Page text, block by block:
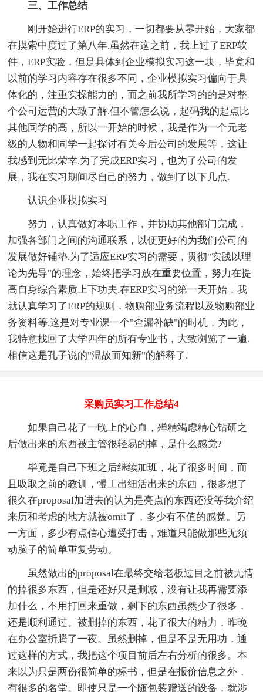
三、工作总结
刚开始进行ERP的实习，一切都要从零开始，大家都
在摸索中度过了第八年.虽然在这之前，我上过了ERP软
件，ERP实验，但是具体到企业模拟实习这一块，毕竟和
以前的学习内容存在很多不同，企业模拟实习偏向于具
体化的，注重实操能力的，而之前我所学习的的是对整
个公司运营的大致了解.但不管怎么说，起码我的起点比
其他同学的高，所以一开始的时候，我是作为一个元老
级的人物和同学一起探讨有关今后公司的发展等，这让
我感到无比荣幸.为了完成ERP实习，也为了公司的发
展，我在实习期间尽自己的努力，做到了以下几点.
认识企业模拟实习
努力，认真做好本职工作，并协助其他部门完成，
加强各部门之间的沟通联系，以便更好的为我们公司的
发展做好铺垫.为了适应ERP实习的需要，贯彻"实践以理
论为先导"的理念，始终把学习放在重要位置，努力在提
高自身综合素质上下功夫.在ERP实习的第一天开始，我
就认真学习了ERP的规则，物购部业务流程以及物购部业
务资料等.这是对专业课一个"查漏补缺"的时机，为此，
我特意找回了大学四年的所有专业书，大致浏览了一遍.
相信这是孔子说的"温故而知新"的解释了.
采购员实习工作总结4
如果自己花了一晚上的心血，殚精竭虑精心钻研之
后做出来的东西被主管很轻易的掉，是什么感觉?
毕竟是自己下班之后继续加班，花了很多时间，而
且吸取之前的教训，慢工出细活出来的东西，很多想了
很久在proposal加进去的认为是亮点的东西还没等我介绍
来历和考虑的地方就被omit了，多少有不值的感觉。另
一方面，多少有点信心遭受打击，难道只能做那些无须
动脑子的简单重复劳动。
虽然做出的proposal在最终交给老板过目之前被无情
的掉很多东西，但是还好只是删减，没有让我再需要添
加什么，不用打回来重做，剩下的东西虽然少了很多，
还是顺利通过。被删掉的东西，花了很大的精力，昨晚
在办公室折腾了一夜。虽然删掉，但是不是无用功，通
过这样的方式，我把这个项目前后左右分析的很多。本
来以为只是两份很简单的标书，但是在报价信息之外，
有很多的名堂。即使只是一个随包装赠送的设备，就涉